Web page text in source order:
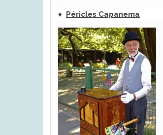
♦ Péricles Capanema